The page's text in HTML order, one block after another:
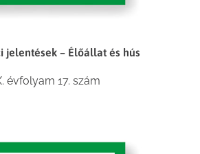
jelentések – Élőállat és hús
évfolyam 17. szám